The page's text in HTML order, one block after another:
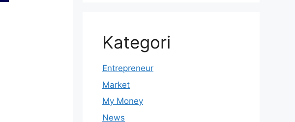
Kategori
Entrepreneur
Market
My Money
News